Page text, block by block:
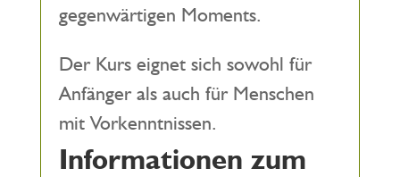
gegenwärtigen Moments.
Der Kurs eignet sich sowohl für
Anfänger als auch für Menschen
mit Vorkenntnissen.
Informationen zum